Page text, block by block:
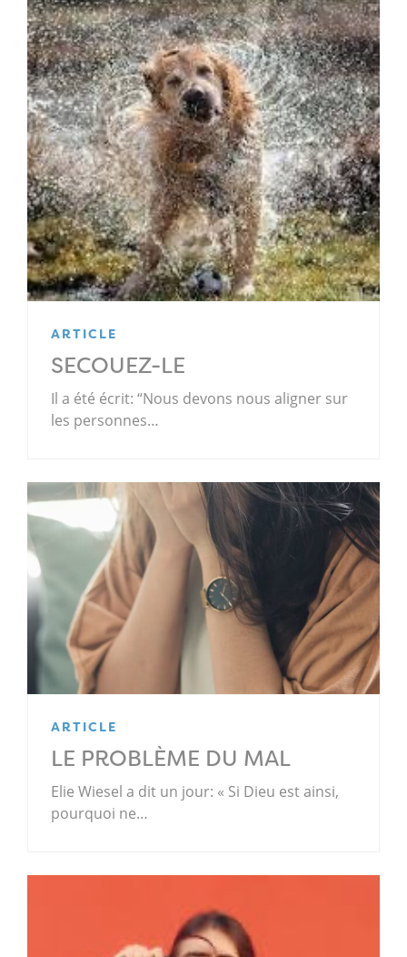
ARTICLE
SECOUEZ-LE
Il a été écrit: “Nous devons nous aligner sur
les personnes…
ARTICLE
LE PROBLÈME DU MAL
Elie Wiesel a dit un jour: « Si Dieu est ainsi,
pourquoi ne…